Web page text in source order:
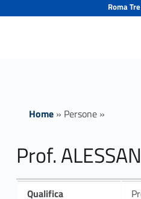
Roma
Home» Persone»
Prof.
Qualifica